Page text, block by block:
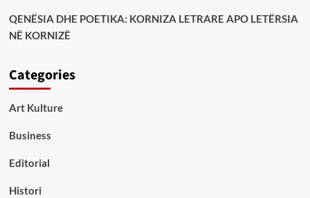
QENËSIA DHE POETIKA: KORNIZA LETRARE APO LETËRSIA
NË KORNIZË
Categories
Art Kulture
Business
Editorial
Histori